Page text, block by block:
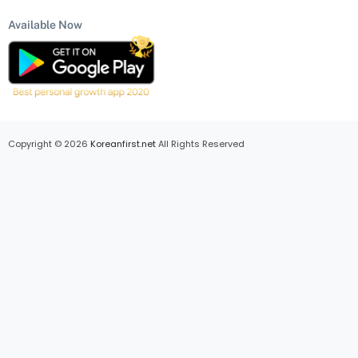
Available Now
Copyright © 2026 Koreanfirst.netAll Rights Reserved